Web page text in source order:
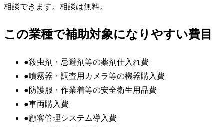
相談できます。相談は無料。
この業種で補助対象になりやすい費目
●殺虫剤・忌避剤等の薬剤仕入れ費
●噴霧器・調査用カメラ等の機器購入費
●防護服・作業着等の安全衛生用品費
●車両購入費
●顧客管理システム導入費